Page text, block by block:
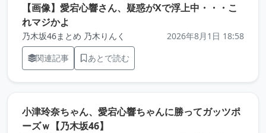
【画像】愛宕心響さん、疑惑がXで浮上中・・・こ
れマジかよ
乃木坂46まとめ 乃木りんく
2026年8月1日 18:58
関連記事
あとで読む
小津玲奈ちゃん、愛宕心響ちゃんに勝ってガッツポ
ーズｗ【乃木坂46】